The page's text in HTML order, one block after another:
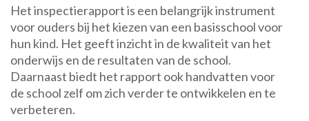
Het inspectierapport is een belangrijk instrument
voor ouders bij het kiezen van een basisschool voor
hun kind. Het geeft inzicht in de kwaliteit van het
onderwijs en de resultaten van de school.
Daarnaast biedt het rapport ook handvatten voor
de school zelf om zich verder te ontwikkelen en te
verbeteren.